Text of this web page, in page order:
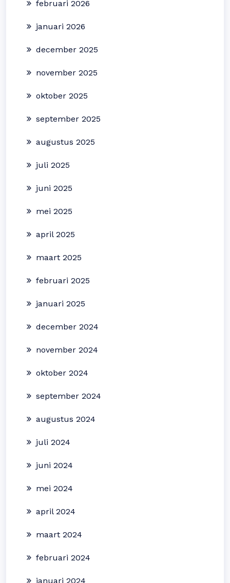
februari 2026
januari 2026
december 2025
november 2025
oktober 2025
september 2025
augustus 2025
juli 2025
juni 2025
mei 2025
april 2025
maart 2025
februari 2025
januari 2025
december 2024
november 2024
oktober 2024
september 2024
augustus 2024
juli 2024
juni 2024
mei 2024
april 2024
maart 2024
februari 2024
januari 2024